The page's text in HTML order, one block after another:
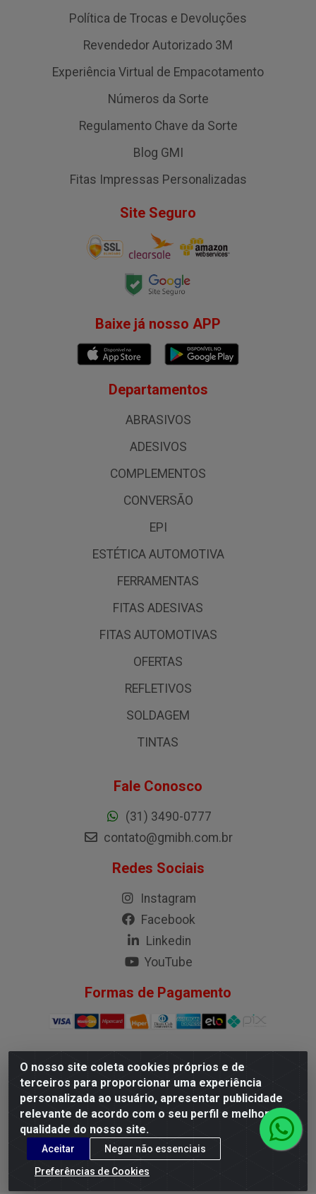
O nosso site coleta cookies próprios e de
terceiros para proporcionar uma experiência
personalizada ao usuário, apresentar publicidade
relevante de acordo com o seu perfil e melhorar a
qualidade do nosso site.
Aceitar
Negar não essenciais
Preferências de Cookies
Política de Trocas e Devoluções
Revendedor Autorizado 3M
Experiência Virtual de Empacotamento
Números da Sorte
Regulamento Chave da Sorte
Blog GMI
Fitas Impressas Personalizadas
Site Seguro
Baixe já nosso APP
Departamentos
ABRASIVOS
ADESIVOS
COMPLEMENTOS
CONVERSÃO
EPI
ESTÉTICA AUTOMOTIVA
FERRAMENTAS
FITAS ADESIVAS
FITAS AUTOMOTIVAS
OFERTAS
REFLETIVOS
SOLDAGEM
TINTAS
Fale Conosco
(31) 3490-0777
contato@gmibh.com.br
Redes Sociais
Instagram
Facebook
Linkedin
YouTube
Formas de Pagamento
G.M.I. Distribuidora LTDA - Rua Conselheiro Pena, 50 - Santa
Branca, Belo Horizonte/MG - CEP 31.710-150 - CNPJ
04.098.359/0001-02